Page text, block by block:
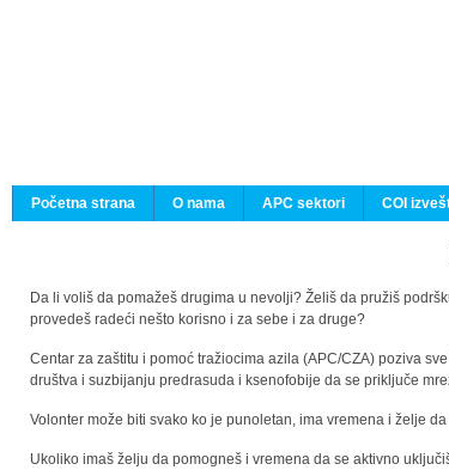
Početna strana
O nama APC sektori COI
Da li voliš da pomažeš drugima u nevolji? Želiš da pružiš
provedeš radeći nešto korisno i za sebe i za druge?
Centar za zaštitu i pomoć tražiocima azila (APC/CZA) poziva
društva i suzbijanju predrasuda i ksenofobije da se priključe
Volonter može biti svako ko je punoletan, ima vremena i želje
Ukoliko imaš želju da pomogneš i vremena da se aktivno